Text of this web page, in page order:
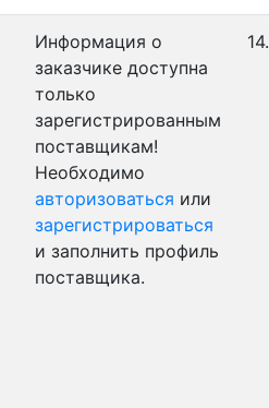
Информация о
заказчике доступна
только
зарегистрированным
поставщикам!
Необходимо
авторизоваться или
зарегистрироваться
и заполнить профиль
поставщика.